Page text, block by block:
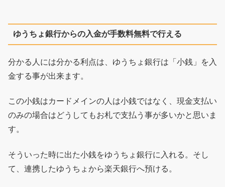
ゆうちょ銀行からの入金が手数料無料で行える
分かる人には分かる利点は、ゆうちょ銀行は「小銭」を入
金する事が出来ます。
この小銭はカードメインの人は小銭ではなく、現金支払い
のみの場合はどうしてもお札で支払う事が多いかと思いま
す。
そういった時に出た小銭をゆうちょ銀行に入れる。そし
て、連携したゆうちょから楽天銀行へ預ける。